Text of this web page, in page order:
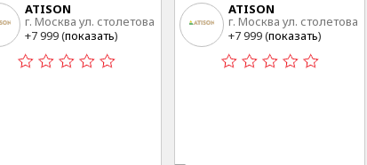
ATISON
г. Москва ул. столетова
15
+7 999 (показать)
ATISON
г. Москва ул. столетова
15
+7 999 (показать)